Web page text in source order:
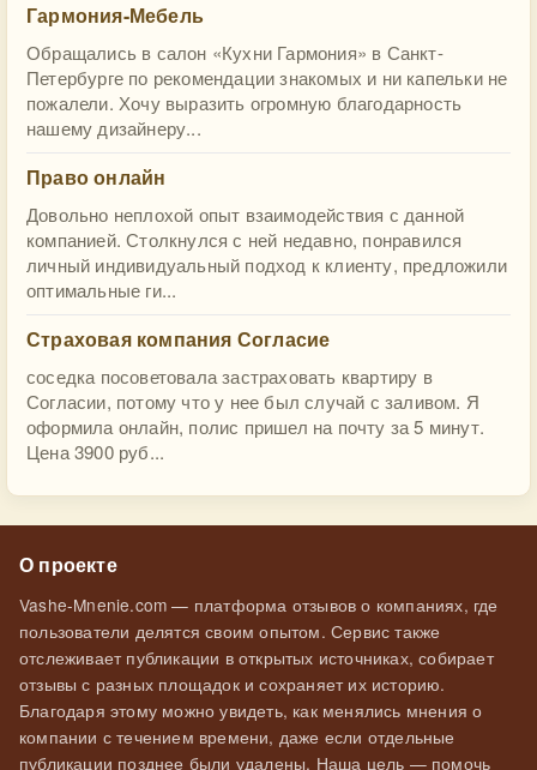
Гармония-Мебель
Обращались в салон «Кухни Гармония» в Санкт-
Петербурге по рекомендации знакомых и ни капельки не
пожалели. Хочу выразить огромную благодарность
нашему дизайнеру...
Право онлайн
Довольно неплохой опыт взаимодействия с данной
компанией. Столкнулся с ней недавно, понравился
личный индивидуальный подход к клиенту, предложили
оптимальные ги...
Страховая компания Согласие
соседка посоветовала застраховать квартиру в
Согласии, потому что у нее был случай с заливом. Я
оформила онлайн, полис пришел на почту за 5 минут.
Цена 3900 руб...
О проекте
Vashe-Mnenie.com — платформа отзывов о компаниях, где
пользователи делятся своим опытом. Сервис также
отслеживает публикации в открытых источниках, собирает
отзывы с разных площадок и сохраняет их историю.
Благодаря этому можно увидеть, как менялись мнения о
компании с течением времени, даже если отдельные
публикации позднее были удалены. Наша цель — помочь